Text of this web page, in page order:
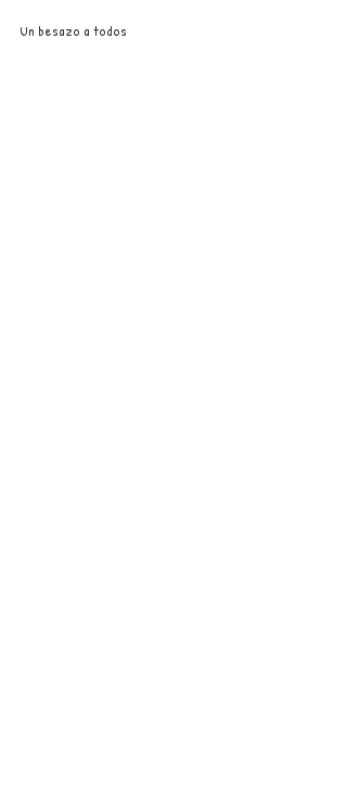
Un besazo a todos